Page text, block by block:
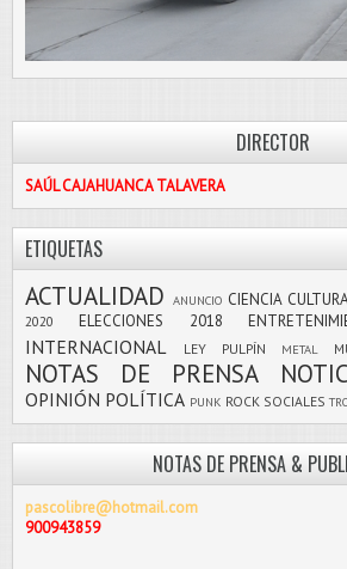
DIRECTOR
SAÚL CAJAHUANCA TALAVERA
ETIQUETAS
ACTUALIDAD ANUNCIO CIENCIA
2020
ELECCIONES 2018
INTERNACIONAL LEY PULPÍN METAL
NOTAS DE PRENSA
OPINIÓN POLÍTICA PUNK ROCK SOCIALES
NOTAS DE PRENSA &
pascolibre@hotmail.com
900943859